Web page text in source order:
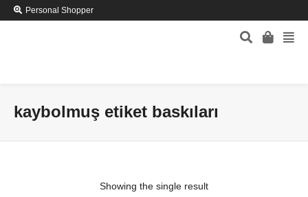
Personal Shopper
kaybolmuş etiket baskıları
Showing the single result